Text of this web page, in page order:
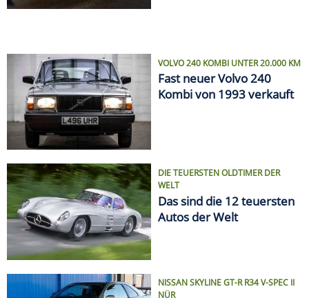
VOLVO 240 KOMBI UNTER 20.000 KM
Fast neuer Volvo 240
Kombi von 1993 verkauft
DIE TEUERSTEN OLDTIMER DER
WELT
Das sind die 12 teuersten
Autos der Welt
NISSAN SKYLINE GT-R R34 V-SPEC II
NÜR